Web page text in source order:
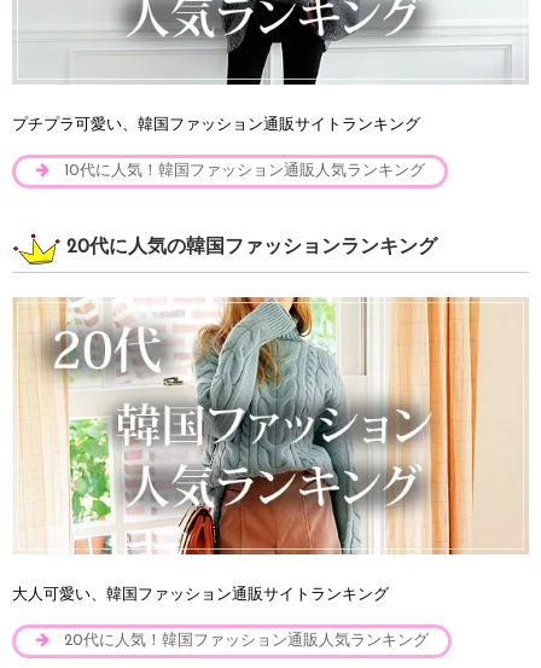
プチプラ可愛い、韓国ファッション通販サイトランキング
10代に人気！韓国ファッション通販人気ランキング
20代に人気の韓国ファッションランキング
大人可愛い、韓国ファッション通販サイトランキング
20代に人気！韓国ファッション通販人気ランキング